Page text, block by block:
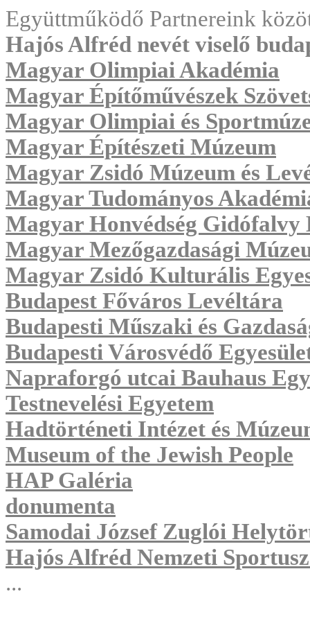
Együttműködő Partnereink
Hajós Alfréd nevét viselő
Magyar Olimpiai Akadémia
Magyar Építőművészek
Magyar Olimpiai és
Magyar Építészeti Múzeum
Magyar Zsidó Múzeum és
Magyar Tudományos
Magyar Honvédség Gidófalvy
Magyar Mezőgazdasági
Magyar Zsidó Kulturális
Budapest Főváros Levéltára
Budapesti Műszaki és
Budapesti Városvédő
Napraforgó utcai Bauhaus
Testnevelési Egyetem
Hadtörténeti Intézet és
Museum of the Jewish People
HAP Galéria
donumenta
Samodai József Zuglói
Hajós Alfréd Nemzeti
...